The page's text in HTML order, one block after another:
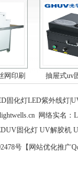
网印刷
抽屉式uv
固化灯LED紫外线灯|
网络实名：
固化灯 UV解胶机
号【网站优化推广